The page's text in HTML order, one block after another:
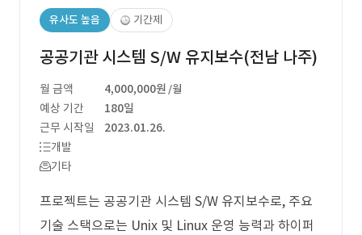
유사도 높음 기간제
공공기관 시스템 S/W 유지보수(전남 나주)
월 금액 4,000,000원 /월
예상 기간
180일
근무 시작일
2023.01.26.
개발
기타
프로젝트는 공공기관 시스템 S/W 유지보수로, 주요
기술 스택으로는 Unix 및 Linux 운영 능력과 하이퍼